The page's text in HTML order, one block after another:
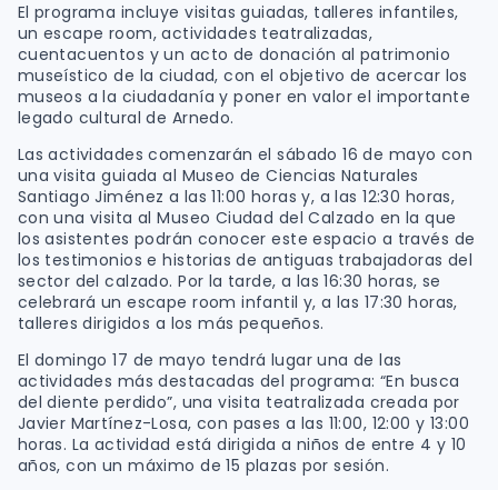
El programa incluye visitas guiadas, talleres infantiles,
un escape room, actividades teatralizadas,
cuentacuentos y un acto de donación al patrimonio
museístico de la ciudad, con el objetivo de acercar los
museos a la ciudadanía y poner en valor el importante
legado cultural de Arnedo.
Las actividades comenzarán el sábado 16 de mayo con
una visita guiada al Museo de Ciencias Naturales
Santiago Jiménez a las 11:00 horas y, a las 12:30 horas,
con una visita al Museo Ciudad del Calzado en la que
los asistentes podrán conocer este espacio a través de
los testimonios e historias de antiguas trabajadoras del
sector del calzado. Por la tarde, a las 16:30 horas, se
celebrará un escape room infantil y, a las 17:30 horas,
talleres dirigidos a los más pequeños.
El domingo 17 de mayo tendrá lugar una de las
actividades más destacadas del programa: “En busca
del diente perdido”, una visita teatralizada creada por
Javier Martínez-Losa, con pases a las 11:00, 12:00 y 13:00
horas. La actividad está dirigida a niños de entre 4 y 10
años, con un máximo de 15 plazas por sesión.